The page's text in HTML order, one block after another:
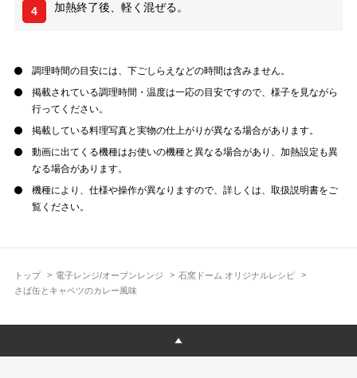
トップ 電子レンジ/オーブンレンジ
石窯ドーム オリジナルレシピ
さば缶とキャベツのカレー風味
4 加熱終了後、軽く混ぜる。
調理時間の目安には、下ごしらえなどの時間は含みません。
掲載されている調理時間・温度は一応の目安ですので、様子を見ながら
行ってください。
掲載している料理写真と実物の仕上がりが異なる場合があります。
動画に出てくる機種はお使いの機種と異なる場合があり、加熱設定も異
なる場合があります。
機種により、仕様や操作が異なりますので、詳しくは、取扱説明書をご
覧ください。